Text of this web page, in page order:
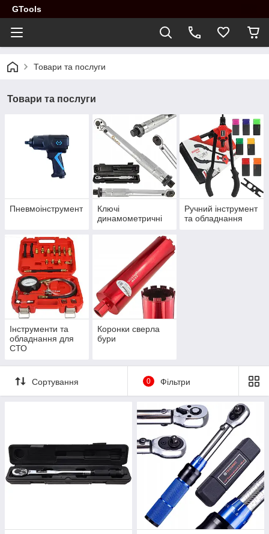
GTools
Товари та послуги
Товари та послуги
Пневмоінструмент
Ключі
динамометричні
Ручний інструмент
та обладнання
Інструменти та
обладнання для
СТО
Коронки сверла
бури
Сортування 0 Фільтри